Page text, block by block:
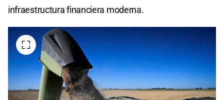
infraestructura financiera moderna.